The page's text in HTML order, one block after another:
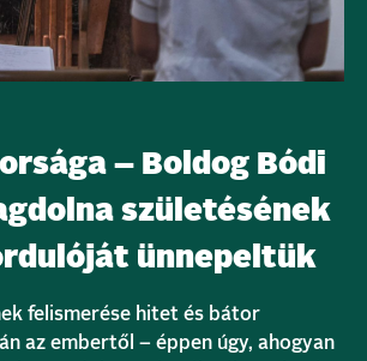
– Boldog Bódi
születésének
ünnepeltük
felismerése hitet és bátor
az embertől – éppen úgy, ahogyan